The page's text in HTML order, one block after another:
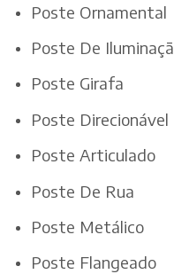
Poste Ornamental
Poste De
Poste Girafa
Poste Direcionável
Poste Articulado
Poste De Rua
Poste Metálico
Poste Flangeado